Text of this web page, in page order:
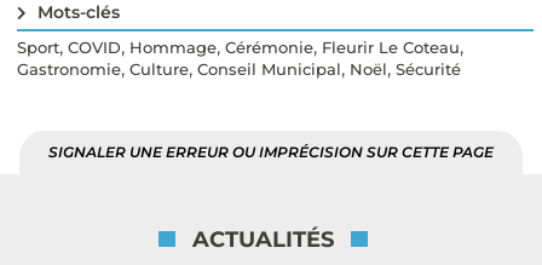
Mots-clés
Sport, COVID, Hommage, Cérémonie, Fleurir Le Coteau,
Gastronomie, Culture, Conseil Municipal, Noël, Sécurité
SIGNALER UNE ERREUR OU IMPRÉCISION SUR CETTE PAGE
ACTUALITÉS